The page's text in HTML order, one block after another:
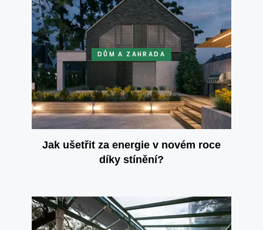
DŮM A ZAHRADA
Jak ušetřit za energie v novém roce
díky stínění?